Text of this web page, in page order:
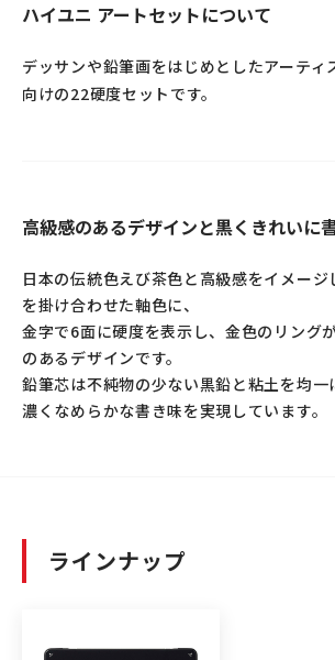
ハイユニ アートセットについて
デッサンや鉛筆画をはじめとしたアーティ
向けの22硬度セットです。
高級感のあるデザインと黒くきれいに
日本の伝統色えび茶色と高級感をイメージ
を掛け合わせた軸色に、
金字で6面に硬度を表示し、金色のリング
のあるデザインです。
鉛筆芯は不純物の少ない黒鉛と粘土を均一
濃くなめらかな書き味を実現しています。
ラインナップ